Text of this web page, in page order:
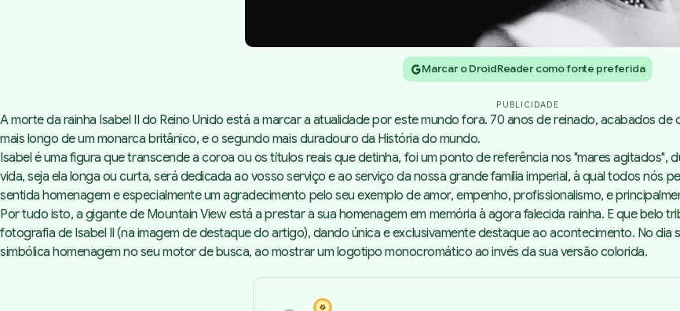
Marcar o DroidReader como fonte preferida
PUBLICIDADE
A morte da rainha Isabel II do Reino Unido está a marcar a atualidade por este mundo fora. 70 anos de reinado, acabados
mais longo de um monarca britânico, e o segundo mais duradouro da História do mundo.
Isabel é uma figura que transcende a coroa ou os títulos reais que detinha, foi um ponto de referência nos "mares agitados",
vida, seja ela longa ou curta, será dedicada ao vosso serviço e ao serviço da nossa grande família imperial, à qual todos nós
sentida homenagem e especialmente um agradecimento pelo seu exemplo de amor, empenho, profissionalismo, e
Por tudo isto, a gigante de Mountain View está a prestar a sua homenagem em memória à agora falecida rainha. E que belo
fotografia de Isabel II (na imagem de destaque do artigo), dando única e exclusivamente destaque ao acontecimento. No
simbólica homenagem no seu motor de busca, ao mostrar um logotipo monocromático ao invés da sua versão colorida.